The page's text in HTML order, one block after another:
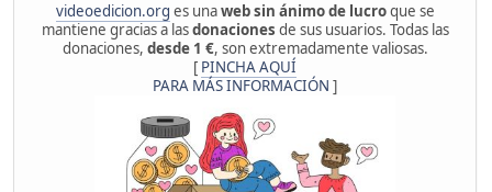
videoedicion.org es unaweb sin ánimo de lucroque se
mantiene gracias a lasdonaciones de sus usuarios. Todas las
donaciones, desde 1 €, son extremadamente valiosas.
[ PINCHA AQUÍ
PARA MÁS INFORMACIÓN ]